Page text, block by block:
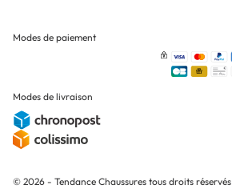
Modes de paiement
Modes de livraison
© 2026 - Tendance Chaussures tous droits réservés